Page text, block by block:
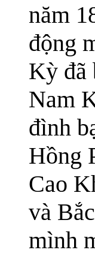
năm
động
Kỳ đã
Nam
đình
Hồng
Cao
và
mình